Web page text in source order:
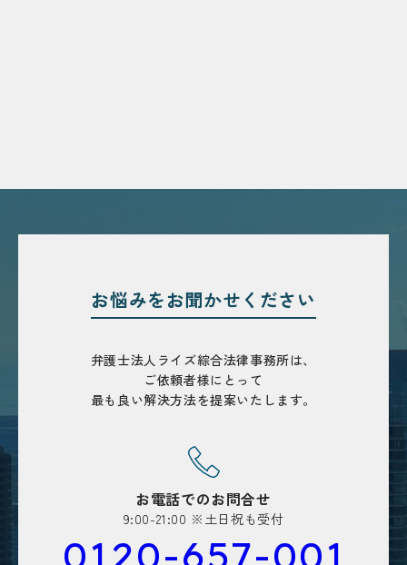
お悩みをお聞かせください
弁護士法人ライズ綜合法律事務所は、
ご依頼者様にとって
最も良い解決方法を提案いたします。
お電話でのお問合せ
9:00-21:00 ※土日祝も受付
0120-657-001